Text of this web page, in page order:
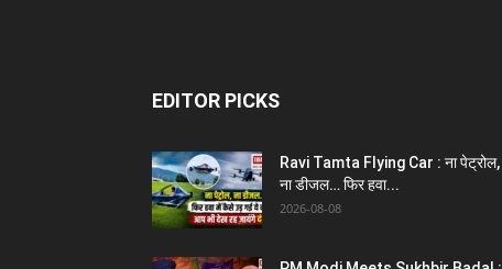
EDITOR PICKS
Ravi Tamta Flying Car : ना पेट्रोल,
ना डीजल… फिर हवा...
2026-08-08